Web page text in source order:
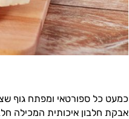
כמעט כל ספורטאי ומפתח גוף
אבקת חלבון איכותית המכילה